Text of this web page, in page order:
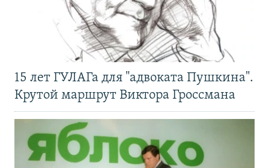
15 лет ГУЛАГа для "адвоката Пушкина".
Крутой маршрут Виктора Гроссмана